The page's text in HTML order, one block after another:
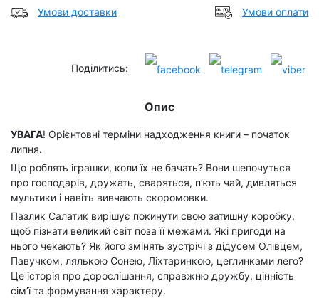
Умови доставки Умови оплати
Поділитись:
Опис
УВАГА! Орієнтовні терміни надходження книги – початок
липня.
Що роблять іграшки, коли їх не бачать? Вони шепочуться
про господарів, дружать, сваряться, пʼють чай, дивляться
мультики і навіть вивчають скоромовки.
Пазлик Cалатик вирішує покинути свою затишну коробку,
щоб пізнати великий світ поза її межами. Які пригоди на
нього чекають? Як його змінять зустрічі з дідусем Олівцем,
Павучком, лялькою Сонею, Ліхтаринкою, цеглинками лего?
Це історія про дорослішання, справжню дружбу, цінність
сімʼї та формування характеру.